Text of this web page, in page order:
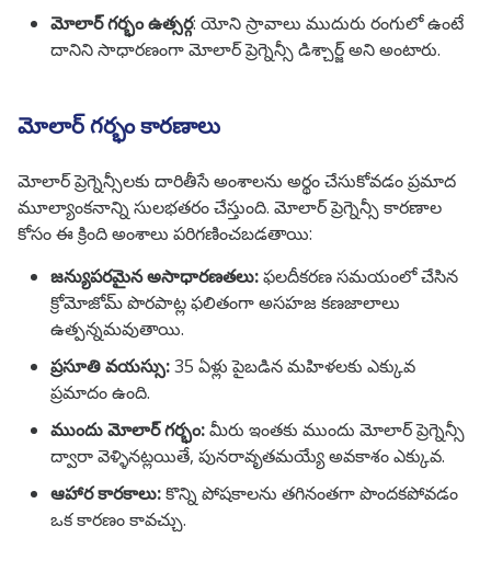
మోలార్ గర్భం ఉత్సర్గ: యోని స్రావాలు ముదురు రంగులో ఉంటే
దానిని సాధారణంగా మోలార్ ప్రెగ్నెన్సీ డిశ్చార్జ్ అని అంటారు.
మోలార్ గర్భం కారణాలు
మోలార్ ప్రెగ్నెన్సీలకు దారితీసే అంశాలను అర్థం చేసుకోవడం ప్రమాద
మూల్యాంకనాన్ని సులభతరం చేస్తుంది. మోలార్ ప్రెగ్నెన్సీ కారణాల
కోసం ఈ క్రింది అంశాలు పరిగణించబడతాయి:
జన్యుపరమైన అసాధారణతలు:ఫలదీకరణ సమయంలో చేసిన
క్రోమోజోమ్ పొరపాట్ల ఫలితంగా అసహజ కణజాలాలు
ఉత్పన్నమవుతాయి.
ప్రసూతి వయస్సు:35 ఏళ్లు పైబడిన మహిళలకు ఎక్కువ
ప్రమాదం ఉంది.
ముందు మోలార్ గర్భం:మీరు ఇంతకు ముందు మోలార్ ప్రెగ్నెన్సీ
ద్వారా వెళ్ళినట్లయితే, పునరావృతమయ్యే అవకాశం ఎక్కువ.
ఆహార కారకాలు:కొన్ని పోషకాలను తగినంతగా పొందకపోవడం
ఒక కారణం కావచ్చు.